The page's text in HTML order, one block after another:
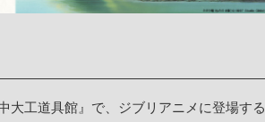
大工道具館』で、ジブリアニメに登場する